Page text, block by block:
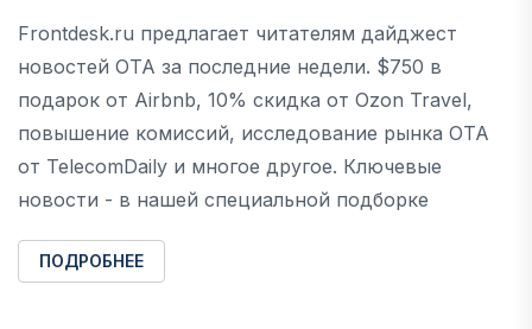
Frontdesk.ru предлагает читателям дайджест
новостей ОТА за последние недели. $750 в
подарок от Airbnb, 10% скидка от Ozon Travel,
повышение комиссий, исследование рынка OTA
от TelecomDaily и многое другое. Ключевые
новости - в нашей специальной подборке
ПОДРОБНЕЕ